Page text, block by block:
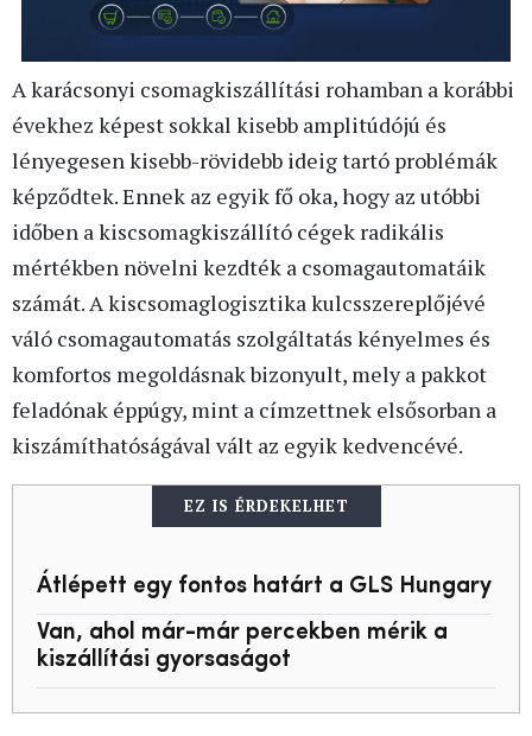
A karácsonyi csomagkiszállítási rohamban a korábbi
évekhez képest sokkal kisebb amplitúdójú és
lényegesen kisebb-rövidebb ideig tartó problémák
képződtek. Ennek az egyik fő oka, hogy az utóbbi
időben a kiscsomagkiszállító cégek radikális
mértékben növelni kezdték a csomagautomatáik
számát. A kiscsomaglogisztika kulcsszereplőjévé
váló csomagautomatás szolgáltatás kényelmes és
komfortos megoldásnak bizonyult, mely a pakkot
feladónak éppúgy, mint a címzettnek elsősorban a
kiszámíthatóságával vált az egyik kedvencévé.
EZ IS ÉRDEKELHET
Átlépett egy fontos határt a GLS Hungary
Van, ahol már-már percekben mérik a
kiszállítási gyorsaságot